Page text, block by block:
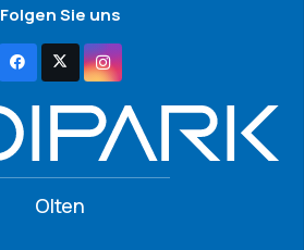
Folgen Sie uns
Olten